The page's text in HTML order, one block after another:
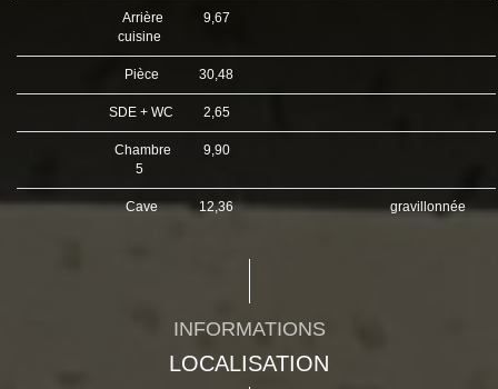
Arrière
cuisine
9,67
Pièce 30,48
SDE + WC 2,65
Chambre
5
9,90
Cave 12,36 gravillonnée
INFORMATIONS
LOCALISATION